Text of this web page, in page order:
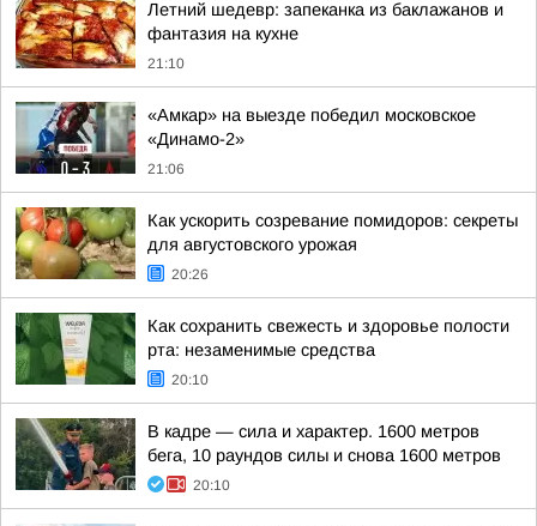
Летний шедевр: запеканка из баклажанов и
фантазия на кухне
21:10
«Амкар» на выезде победил московское
«Динамо-2»
21:06
Как ускорить созревание помидоров: секреты
для августовского урожая
20:26
Как сохранить свежесть и здоровье полости
рта: незаменимые средства
20:10
В кадре — сила и характер. 1600 метров
бега, 10 раундов силы и снова 1600 метров
20:10